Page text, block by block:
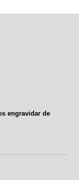
engravidar de